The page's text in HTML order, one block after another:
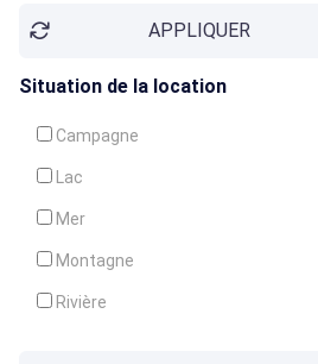
Garde d'enfants
Crèche
APPLIQUER
Situation de la location
Campagne
Lac
Mer
Montagne
Rivière